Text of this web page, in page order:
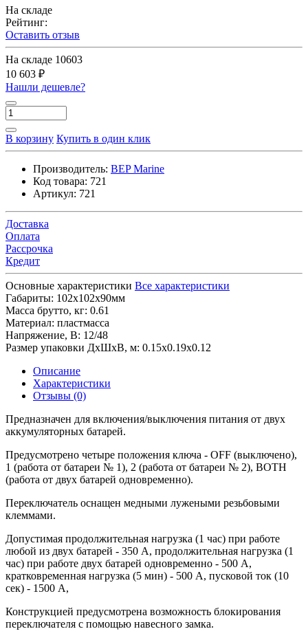
На складе
Рейтинг:
Оставить отзыв
На складе 10603
10 603 ₽
Нашли дешевле?
В корзину Купить в один клик
Производитель: BEP Marine
Код товара: 721
Артикул: 721
Доставка
Оплата
Рассрочка
Кредит
Основные характеристики Все характеристики
Габариты: 102х102х90мм
Масса брутто, кг: 0.61
Материал: пластмасса
Напряжение, В: 12/48
Размер упаковки ДхШхВ, м: 0.15x0.19x0.12
Описание
Характеристики
Отзывы (0)
Предназначен для включения/выключения питания от двух
аккумуляторных батарей.
Предусмотрено четыре положения ключа - OFF (выключено),
1 (работа от батареи № 1), 2 (работа от батареи № 2), BOTH
(работа от двух батарей одновременно).
Переключатель оснащен медными лужеными резьбовыми
клеммами.
Допустимая продолжительная нагрузка (1 час) при работе
любой из двух батарей - 350 А, продолжительная нагрузка (1
час) при работе двух батарей одновременно - 500 А,
кратковременная нагрузка (5 мин) - 500 А, пусковой ток (10
сек) - 1500 А,
Конструкцией предусмотрена возможность блокирования
переключателя с помощью навесного замка.